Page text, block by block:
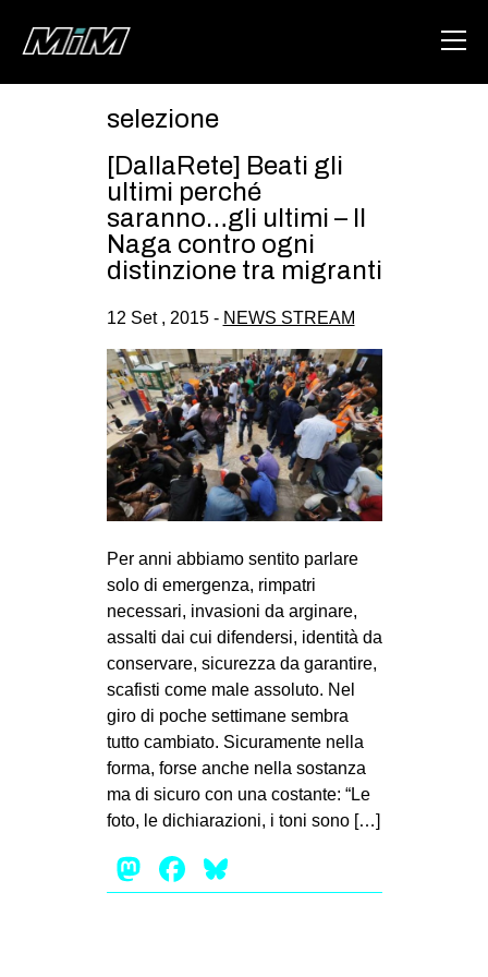
ABOUT
AREA
DEGENERAZIONE
GAZA FREESTYLE
CSOA LAMBRETTA
MSM
STUDENTI TSUNAMI
ZAM
MILANO
SPAZI
SPORT POPOLARE
MOVIMENTI
AMBIENTE
ANTIFASCISMO
DIRITTO ALL’ABITARE
GENERI
PRECARIATO
selezione
[DallaRete] Beati gli
ultimi perché
saranno…gli ultimi – Il
Naga contro ogni
distinzione tra migranti
12 Set , 2015 - NEWS STREAM
Per anni abbiamo sentito parlare
solo di emergenza, rimpatri
necessari, invasioni da arginare,
assalti dai cui difendersi, identità da
conservare, sicurezza da garantire,
scafisti come male assoluto. Nel
giro di poche settimane sembra
tutto cambiato. Sicuramente nella
forma, forse anche nella sostanza
ma di sicuro con una costante: “Le
foto, le dichiarazioni, i toni sono […]
Mastodon
Facebook